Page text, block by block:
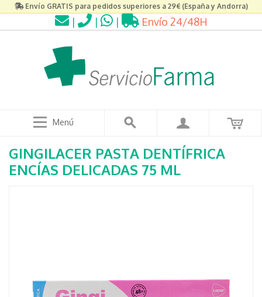
Envío GRATIS para pedidos superiores a 29€ (España y Andorra)
| | | Envío 24/48H
Menú
GINGILACER PASTA DENTÍFRICA
ENCÍAS DELICADAS 75 ML